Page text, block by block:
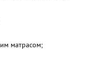
матрасом;